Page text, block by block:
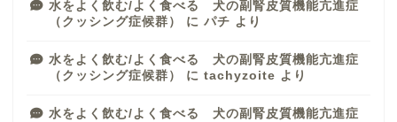
水をよく飲む/よく食べる 犬の副腎皮質機能亢進症
（クッシング症候群）
に パチ より
水をよく飲む/よく食べる 犬の副腎皮質機能亢進症
（クッシング症候群）
に tachyzoite より
水をよく飲む/よく食べる 犬の副腎皮質機能亢進症